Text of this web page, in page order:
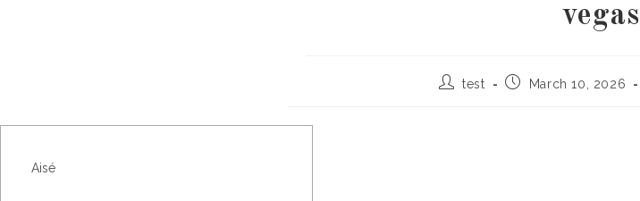
vegas
Posttest
PostMarch 10, 2026
Aisé